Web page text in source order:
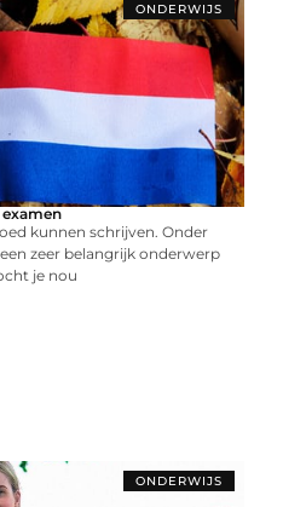
ONDERWIJS
kunnen schrijven. Onder
zeer belangrijk onderwerp
je nou
ONDERWIJS